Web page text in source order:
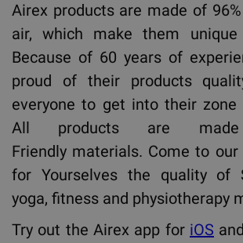
Airex products are made of
air, which make them
Because of 60 years of
proud of their products
everyone to get into their
All products are
Friendly materials. Come to our
for Yourselves the quality of
yoga, fitness and physiotherapy
Try out the Airex app for iOS and